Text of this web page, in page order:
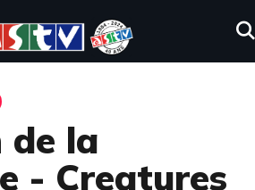
de la
- Creatures